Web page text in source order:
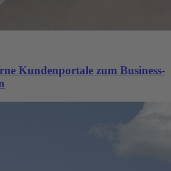
Kunden­portale zum Business-